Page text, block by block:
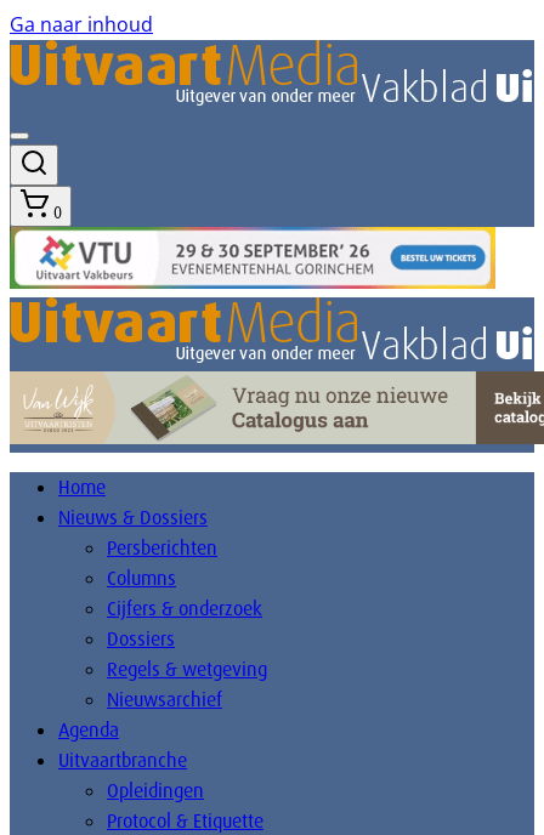
Ga naar inhoud
0
Home
Nieuws & Dossiers
Persberichten
Columns
Cijfers & onderzoek
Dossiers
Regels & wetgeving
Nieuwsarchief
Agenda
Uitvaartbranche
Opleidingen
Protocol & Etiquette